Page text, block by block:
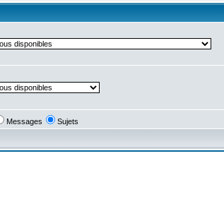
Messages Sujets